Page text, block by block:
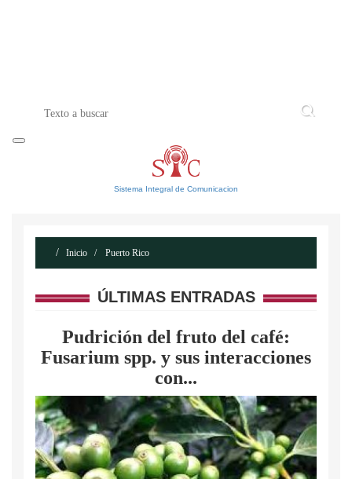
Sistema Integral de Comunicacion
Inicio Puerto Rico
ÚLTIMAS ENTRADAS
Pudrición del fruto del café:
Fusarium spp. y sus interacciones
con...